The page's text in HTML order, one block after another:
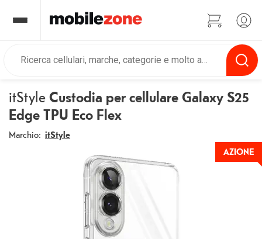
itStyleCustodia per cellulare Galaxy S25
Edge TPU Eco Flex
Marchio: itStyle
AZIONE